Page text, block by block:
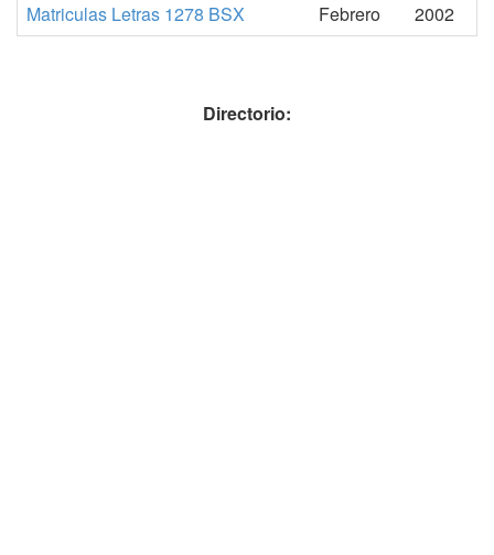
Matriculas Letras 1278 BSX
Febrero 2002
Directorio: